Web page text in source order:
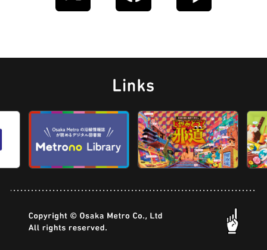
ストリートアート グラススイーツ